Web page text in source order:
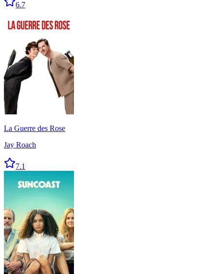
6.7
La Guerre des Rose
Jay Roach
7.1